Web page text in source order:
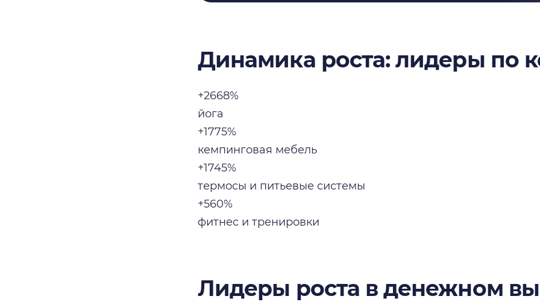
Динамика роста: лидеры по
+2668%
йога
+1775%
кемпинговая мебель
+1745%
термосы и питьевые системы
+560%
фитнес и тренировки
Лидеры роста в денежном